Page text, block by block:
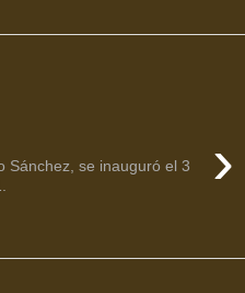
›
Sánchez, se inauguró el 3